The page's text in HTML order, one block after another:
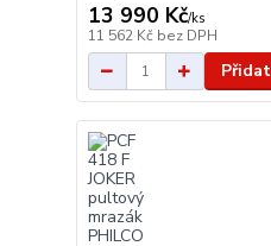
13 990 Kč/ks
11 562 Kč bez DPH